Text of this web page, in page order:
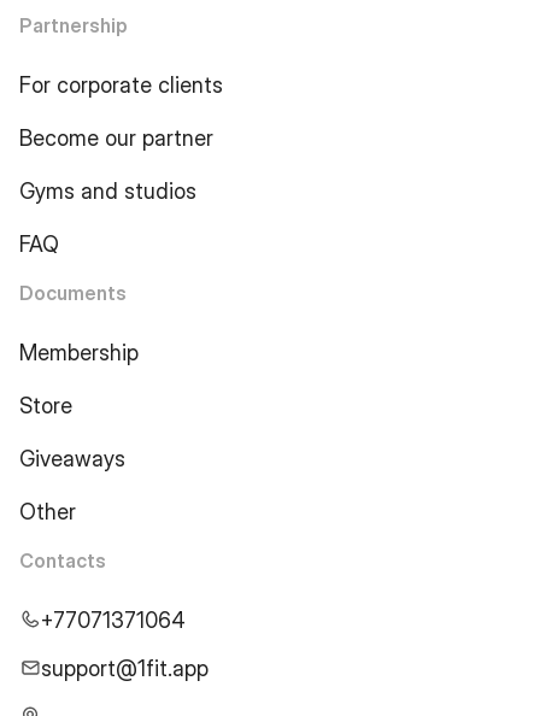
Partnership
For corporate clients
Become our partner
Gyms and studios
FAQ
Documents
Membership
Store
Giveaways
Other
Contacts
+77071371064
support@1fit.app